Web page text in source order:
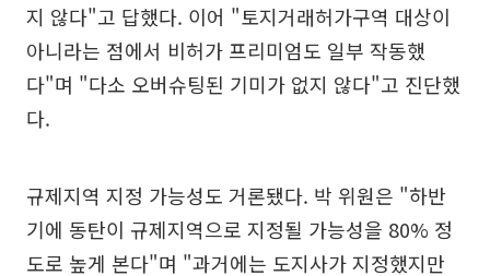
지 않다"고 답했다. 이어 "토지거래허가구역 대상이
아니라는 점에서 비허가 프리미엄도 일부 작동했
다"며 "다소 오버슈팅된 기미가 없지 않다"고 진단했
다.
규제지역 지정 가능성도 거론됐다. 박 위원은 "하반
기에 동탄이 규제지역으로 지정될 가능성을 80% 정
도로 높게 본다"며 "과거에는 도지사가 지정했지만